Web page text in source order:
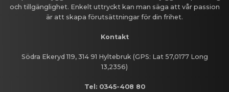
och tillgänglighet. Enkelt uttryckt kan man säga att vår passion
är att skapa förutsättningar för din frihet.
Kontakt
Södra Ekeryd 119, 314 91 Hyltebruk (GPS: Lat 57,0177 Long
13,2356)
Tel: 0345-408 80